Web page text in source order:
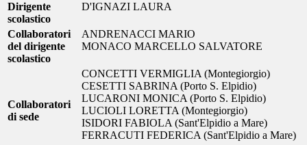
Dirigente
scolastico
D'IGNAZI LAURA
Collaboratori
del dirigente
scolastico
ANDRENACCI MARIO
MONACO MARCELLO SALVATORE
Collaboratori
di sede
CONCETTI VERMIGLIA (Montegiorgio)
CESETTI SABRINA (Porto S. Elpidio)
LUCARONI MONICA (Porto S. Elpidio)
LUCIOLI LORETTA (Montegiorgio)
ISIDORI FABIOLA (Sant'Elpidio a Mare)
FERRACUTI FEDERICA (Sant'Elpidio a Mare)